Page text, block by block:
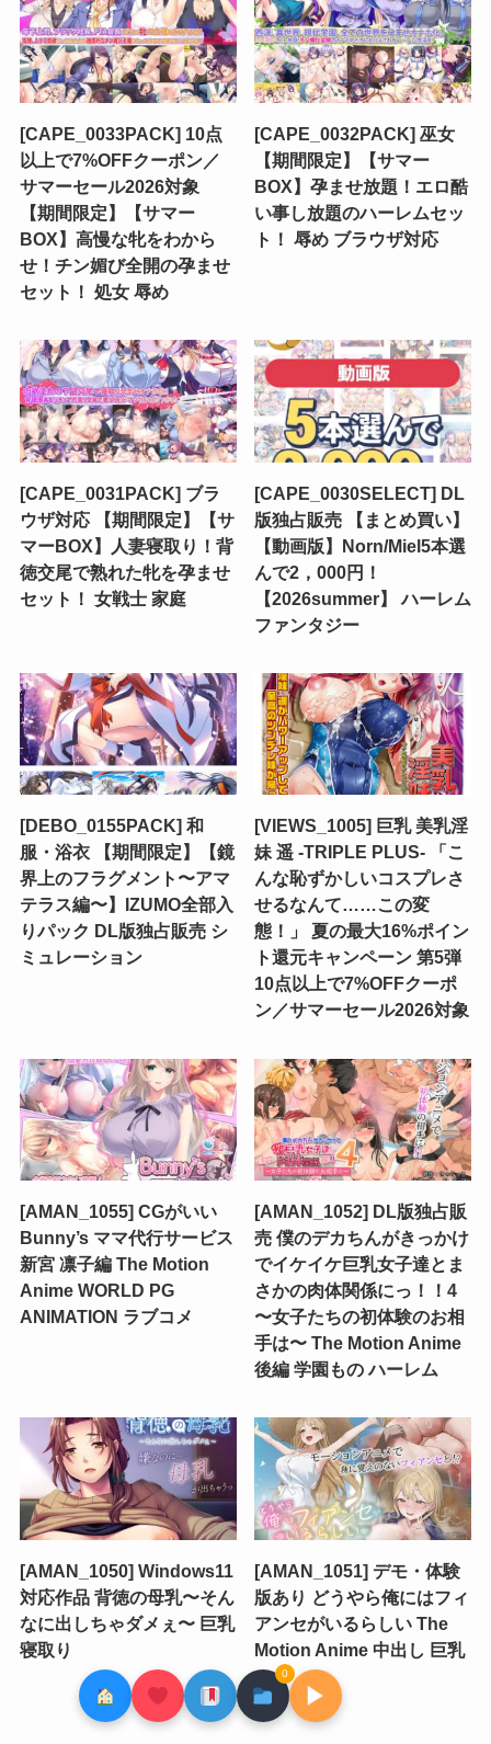
[CAPE_0033PACK] 10点
以上で7%OFFクーポン／
サマーセール2026対象
【期間限定】【サマー
BOX】高慢な牝をわから
せ！チン媚び全開の孕ませ
セット！ 処女 辱め
[CAPE_0032PACK] 巫女
【期間限定】【サマー
BOX】孕ませ放題！エロ酷
い事し放題のハーレムセッ
ト！ 辱め ブラウザ対応
[CAPE_0031PACK] ブラ
ウザ対応 【期間限定】【サ
マーBOX】人妻寝取り！背
徳交尾で熟れた牝を孕ませ
セット！ 女戦士 家庭
[CAPE_0030SELECT] DL
版独占販売 【まとめ買い】
【動画版】Norn/Miel5本選
んで2，000円！
【2026summer】 ハーレム
ファンタジー
[DEBO_0155PACK] 和
服・浴衣 【期間限定】【鏡
界上のフラグメント〜アマ
テラス編〜】IZUMO全部入
りパック DL版独占販売 シ
ミュレーション
[VIEWS_1005] 巨乳 美乳淫
妹 遥 -TRIPLE PLUS- 「こ
んな恥ずかしいコスプレさ
せるなんて……この変
態！」 夏の最大16%ポイン
ト還元キャンペーン 第5弾
10点以上で7%OFFクーポ
ン／サマーセール2026対象
[AMAN_1055] CGがいい
Bunny’s ママ代行サービス
新宮 凛子編 The Motion
Anime WORLD PG
ANIMATION ラブコメ
[AMAN_1052] DL版独占販
売 僕のデカちんがきっかけ
でイケイケ巨乳女子達とま
さかの肉体関係にっ！！4
〜女子たちの初体験のお相
手は〜 The Motion Anime
後編 学園もの ハーレム
[AMAN_1050] Windows11
対応作品 背徳の母乳〜そん
なに出しちゃダメぇ〜 巨乳
寝取り
[AMAN_1051] デモ・体験
版あり どうやら俺にはフィ
アンセがいるらしい The
Motion Anime 中出し 巨乳
0
▶